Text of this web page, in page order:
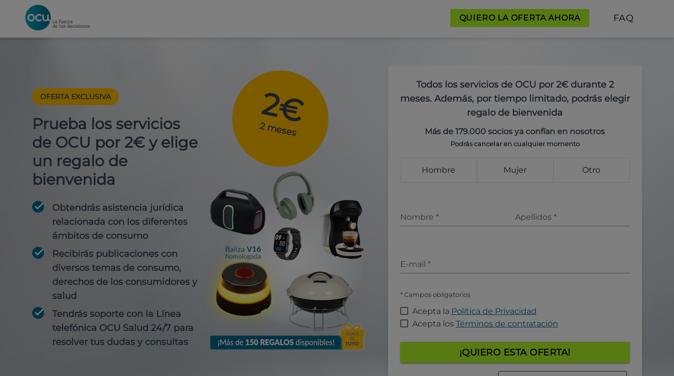
QUIERO LA OFERTA AHORA FAQ
OFERTA EXCLUSIVA
Prueba los servicios
de OCU por 2€ y elige
un regalo de
bienvenida
Obtendrás asistencia jurídica
relacionada con los diferentes
ámbitos de consumo
Recibirás publicaciones con
diversos temas de consumo,
derechos de los consumidores y
salud
Tendrás soporte con la Línea
telefónica OCU Salud 24/7 para
resolver tus dudas y consultas
2€
2 meses
Todos los servicios de OCU por 2€ durante 2
meses. Además, por tiempo limitado, podrás elegir
regalo de bienvenida
Más de 179.000 socios ya confían en nosotros
Podrás cancelar en cualquier momento
Hombre Mujer Otro
Nombre * Apellidos *
E-mail *
* Campos obligatorios
Acepta la Política de Privacidad
Acepta los Términos de contratación
¡QUIERO ESTA OFERTA!